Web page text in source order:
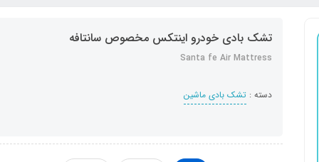
تشک بادی خودرو اینتکس مخصوص سانتافه
Santa fe Air Mattress
دسته : تشک بادی ماشین